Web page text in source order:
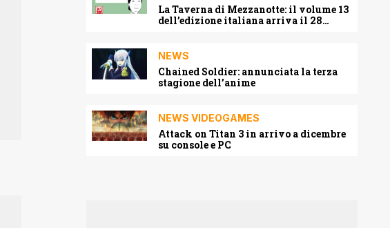
La Taverna di Mezzanotte: il volume 13
dell’edizione italiana arriva il 28
NEWS
Chained Soldier: annunciata la terza
stagione dell’anime
NEWS VIDEOGAMES
Attack on Titan 3 in arrivo a dicembre
su console e PC